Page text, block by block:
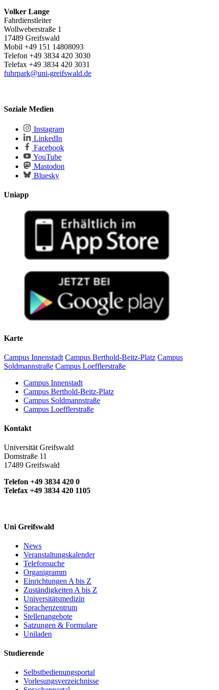
Volker Lange
Fahrdienstleiter
Wollweberstraße 1
17489 Greifswald
Mobil +49 151 14808093
Telefon +49 3834 420 3030
Telefax +49 3834 420 3031
fuhrpark@uni-greifswald.de
Soziale Medien
Instagram
LinkedIn
Facebook
YouTube
Mastodon
Bluesky
Uniapp
Karte
Campus Innenstadt Campus Berthold-Beitz-Platz Campus
Soldmannstraße Campus Loefflerstraße
Campus Innenstadt
Campus Berthold-Beitz-Platz
Campus Soldmannstraße
Campus Loefflerstraße
Kontakt
Universität Greifswald
Domstraße 11
17489 Greifswald
Telefon +49 3834 420 0
Telefax +49 3834 420 1105
Uni Greifswald
News
Veranstaltungskalender
Telefonsuche
Organigramm
Einrichtungen A bis Z
Zuständigkeiten A bis Z
Universitätsmedizin
Sprachenzentrum
Stellenangebote
Satzungen & Formulare
Uniladen
Studierende
Selbstbedienungsportal
Vorlesungsverzeichnisse